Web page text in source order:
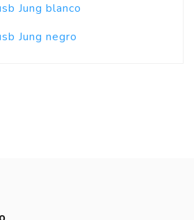
Jung blanco
Jung negro